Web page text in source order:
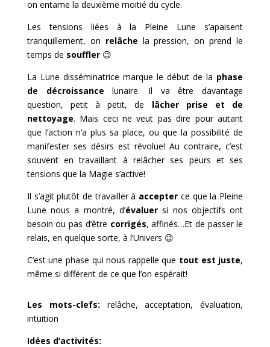
on entame la deuxième moitié du cycle.
Les tensions liées à la Pleine Lune s’apaisent
tranquillement, on relâche la pression, on prend le
temps de souffler😉
La Lune disséminatrice marque le début de la phase
de décroissance lunaire. Il va être davantage
question, petit à petit, de lâcher prise et de
nettoyage. Mais ceci ne veut pas dire pour autant
que l’action n’a plus sa place, ou que la possibilité de
manifester ses désirs est révolue! Au contraire, c’est
souvent en travaillant à relâcher ses peurs et ses
tensions que la Magie s’active!
Il s’agit plutôt de travailler à accepter ce que la Pleine
Lune nous a montré, d’évaluer si nos objectifs ont
besoin ou pas d’être corrigés, affinés…Et de passer le
relais, en quelque sorte, à l’Univers 😉
C’est une phase qui nous rappelle que tout est juste,
même si différent de ce que l’on espérait!
Les mots-clefs: relâche, acceptation, évaluation,
intuition
Idées d’activités: